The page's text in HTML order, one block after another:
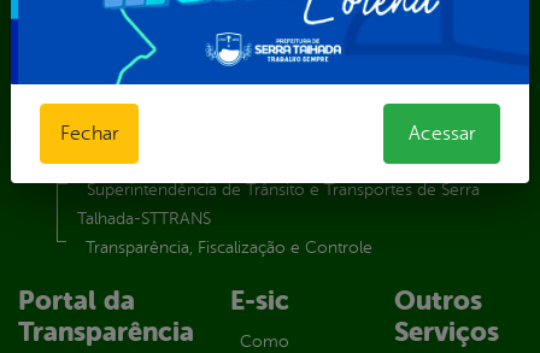
Secretaria Municipal de Governo – SEGOV
Secretaria Municipal de Meio Ambiente – SEMA
Secretaria Municipal de Planejamento e Gestão – SEPLAG
Secretaria Municipal de Relações Institucionais – SEMRI
Secretaria Municipal de Saúde – SMS
Secretaria Municipal de Serviços Públicos – SEMUSP
Superintendência de Trânsito e Transportes de Serra
Talhada-STTRANS
Transparência, Fiscalização e Controle
Portal da
Transparência
E-sic
Como
Outros
Serviços
Fechar Acessar